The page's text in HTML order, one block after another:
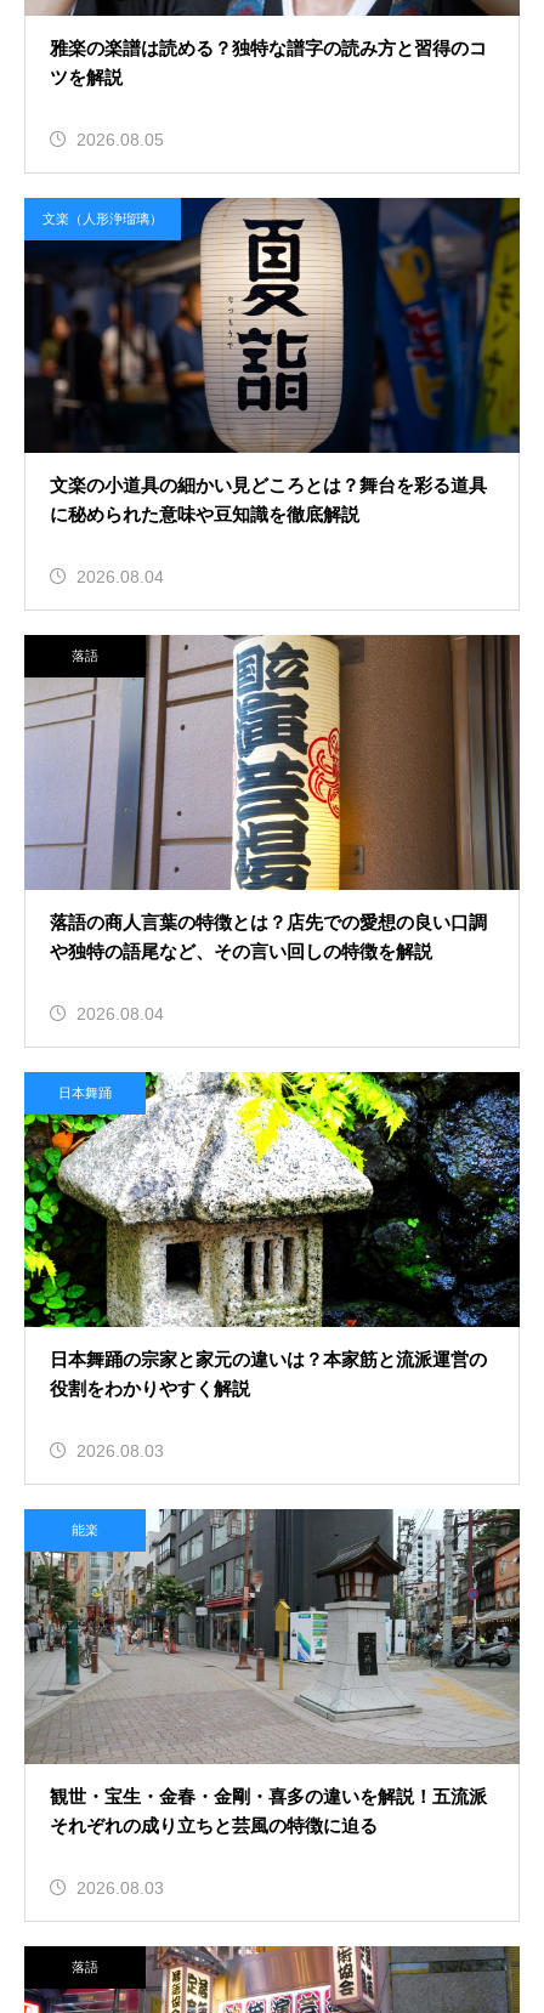
雅楽の楽譜は読める？独特な譜字の読み方と習得のコ
ツを解説
2026.08.05
文楽（人形浄瑠璃）
文楽の小道具の細かい見どころとは？舞台を彩る道具
に秘められた意味や豆知識を徹底解説
2026.08.04
落語
落語の商人言葉の特徴とは？店先での愛想の良い口調
や独特の語尾など、その言い回しの特徴を解説
2026.08.04
日本舞踊
日本舞踊の宗家と家元の違いは？本家筋と流派運営の
役割をわかりやすく解説
2026.08.03
能楽
観世・宝生・金春・金剛・喜多の違いを解説！五流派
それぞれの成り立ちと芸風の特徴に迫る
2026.08.03
落語